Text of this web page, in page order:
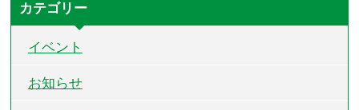
カテゴリー
イベント
お知らせ